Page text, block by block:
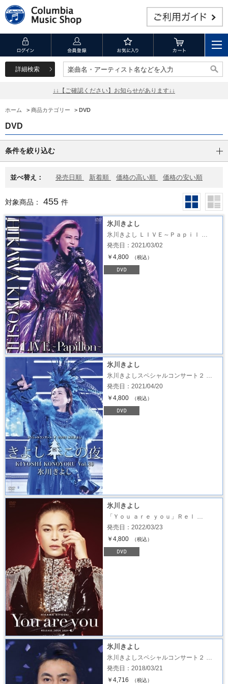
詳細検索 楽曲名・アーティスト名などを入力
楽曲名・アーティスト名などを入力
↓↓【ご確認ください】お知らせがあります↓↓
ホーム > 商品カテゴリー > DVD
DVD
条件を絞り込む
並べ替え： 発売日順 新着順 価格の高い順 価格の安い順
対象商品： 455 件
氷川きよし
氷川きよし ＬＩＶＥ～Ｐａｐｉｌ …
発売日：2021/03/02
￥4,800
（税込）
氷川きよし
氷川きよしスペシャルコンサート２ …
発売日：2021/04/20
￥4,800
（税込）
氷川きよし
「Ｙｏｕ ａｒｅ ｙｏｕ」Ｒｅｌ …
発売日：2022/03/23
￥4,800
（税込）
氷川きよし
氷川きよしスペシャルコンサート２ …
発売日：2018/03/21
￥4,716
（税込）